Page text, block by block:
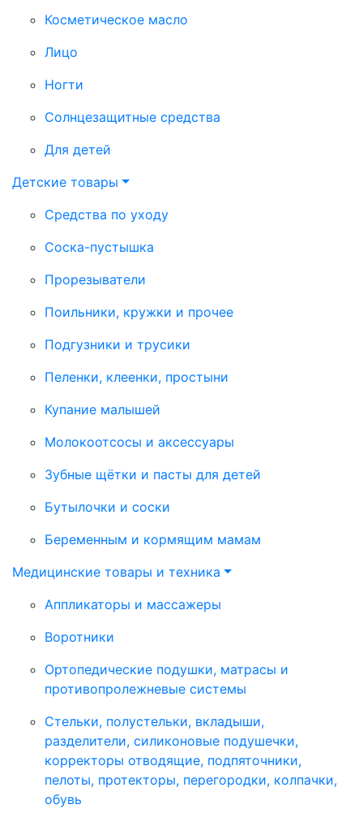
Косметическое масло
Лицо
Ногти
Солнцезащитные средства
Для детей
Детские товары
Средства по уходу
Соска-пустышка
Прорезыватели
Поильники, кружки и прочее
Подгузники и трусики
Пеленки, клеенки, простыни
Купание малышей
Молокоотсосы и аксессуары
Зубные щётки и пасты для детей
Бутылочки и соски
Беременным и кормящим мамам
Медицинские товары и техника
Аппликаторы и массажеры
Воротники
Ортопедические подушки, матрасы и
противопролежневые системы
Стельки, полустельки, вкладыши,
разделители, силиконовые подушечки,
корректоры отводящие, подпяточники,
пелоты, протекторы, перегородки, колпачки,
обувь